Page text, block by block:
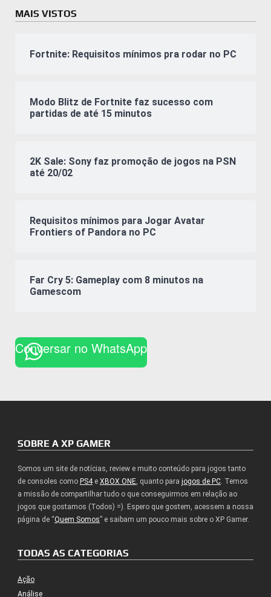
MAIS VISTOS
Fortnite: Requisitos mínimos pra rodar no PC
Modo Blitz de Fortnite faz sucesso com
partidas de até 15 minutos
2K Sale: Sony faz promoção de jogos na PSN
até 20/02
Requisitos mínimos para Jogar Avatar
Frontiers of Pandora no PC
Far Cry 5: Gameplay com 8 minutos na
Gamescom
Conversar no WhatsApp
SOBRE A XP GAMER
Somos um site de notícias, review e muito conteúdo para jogos tanto
de consoles como PS4e XBOX ONE, quanto para jogos de PC. Temos
a missão de compartilhar tudo o que conseguirmos em relação ao
jogos que gostamos (Todos) =). Espero que gostem, acessem a nossa
página de “Quem Somos” e saibam um pouco mais sobre o XP Gamer.
TODAS AS CATEGORIAS
Ação
Análise